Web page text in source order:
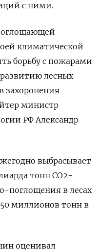
с ними.
климатической
борьбу с пожарами
лесных
захоронения
министр
РФ Александр
выбрасывает
тонн СО2-
поглощения в лесах
миллионов тонн в
оценивал